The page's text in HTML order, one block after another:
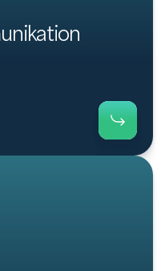
einfach mit Ihnen
Zugriff auf alle ihre